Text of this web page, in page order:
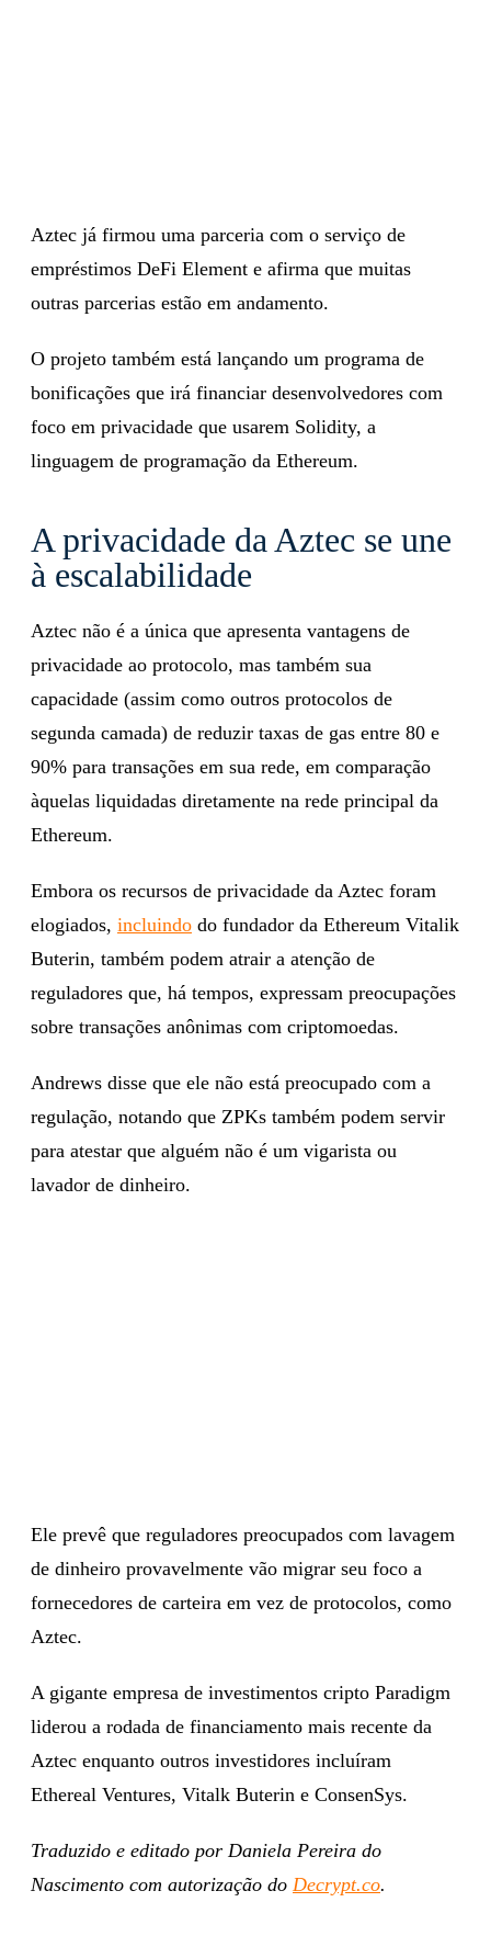
Aztec já firmou uma parceria com o serviço de
empréstimos DeFi Element e afirma que muitas
outras parcerias estão em andamento.
O projeto também está lançando um programa de
bonificações que irá financiar desenvolvedores com
foco em privacidade que usarem Solidity, a
linguagem de programação da Ethereum.
A privacidade da Aztec se une
à escalabilidade
Aztec não é a única que apresenta vantagens de
privacidade ao protocolo, mas também sua
capacidade (assim como outros protocolos de
segunda camada) de reduzir taxas de gas entre 80 e
90% para transações em sua rede, em comparação
àquelas liquidadas diretamente na rede principal da
Ethereum.
Embora os recursos de privacidade da Aztec foram
elogiados, incluindo do fundador da Ethereum Vitalik
Buterin, também podem atrair a atenção de
reguladores que, há tempos, expressam preocupações
sobre transações anônimas com criptomoedas.
Andrews disse que ele não está preocupado com a
regulação, notando que ZPKs também podem servir
para atestar que alguém não é um vigarista ou
lavador de dinheiro.
Ele prevê que reguladores preocupados com lavagem
de dinheiro provavelmente vão migrar seu foco a
fornecedores de carteira em vez de protocolos, como
Aztec.
A gigante empresa de investimentos cripto Paradigm
liderou a rodada de financiamento mais recente da
Aztec enquanto outros investidores incluíram
Ethereal Ventures, Vitalk Buterin e ConsenSys.
Traduzido e editado por Daniela Pereira do
Nascimento com autorização do Decrypt.co.